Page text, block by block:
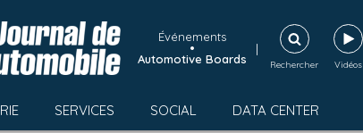
Événements
•
Automotive Boards
|
Rechercher Vidéos
SERVICES SOCIAL DATA CENTER